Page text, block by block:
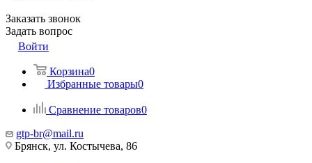
Заказать звонок
Задать вопрос
Войти
Корзина0
Избранные товары0
Сравнение товаров0
gtp-br@mail.ru
Брянск, ул. Костычева, 86